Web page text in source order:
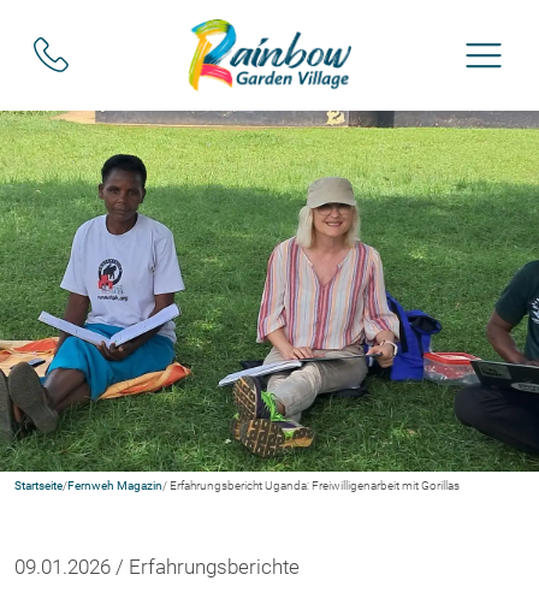
Startseite/Fernweh Magazin/ Erfahrungsbericht Uganda: Freiwilligenarbeit mit Gorillas
09.01.2026 / Erfahrungsberichte